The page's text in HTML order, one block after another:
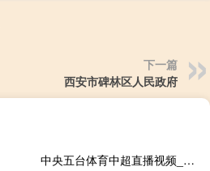
下一篇
西安市碑林区人民政府
中央五台体育中超直播视频_智能AI深度解析_爱采购版v47.08.164